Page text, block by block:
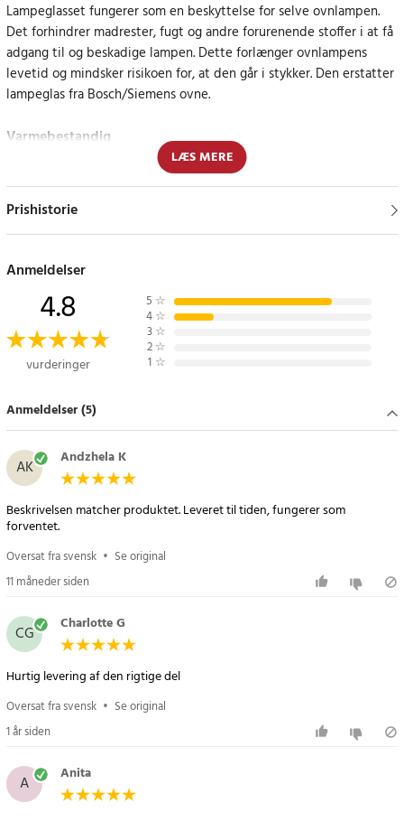
Lampeglasset fungerer som en beskyttelse for selve ovnlampen.
Det forhindrer madrester, fugt og andre forurenende stoffer i at få
adgang til og beskadige lampen. Dette forlænger ovnlampens
levetid og mindsker risikoen for, at den går i stykker. Den erstatter
lampeglas fra Bosch/Siemens ovne.
Varmebestandig
Lampeglasset er designet til at være varmebestandigt og modstå
de høje temperaturer, der opnås i en ovn under brug.
Specifikation:
- Kompatibel med: Bosch/Siemens
Article number
LÆS MERE
Prishistorie
Anmeldelser
4.8
vurderinger
5 ☆
4 ☆
3 ☆
2 ☆
1 ☆
Anmeldelser (5)
AK Andzhela K
Beskrivelsen matcher produktet. Leveret til tiden, fungerer som
forventet.
Oversat fra svensk • Se original
11 måneder siden
CG Charlotte G
Hurtig levering af den rigtige del
Oversat fra svensk • Se original
1 år siden
A Anita